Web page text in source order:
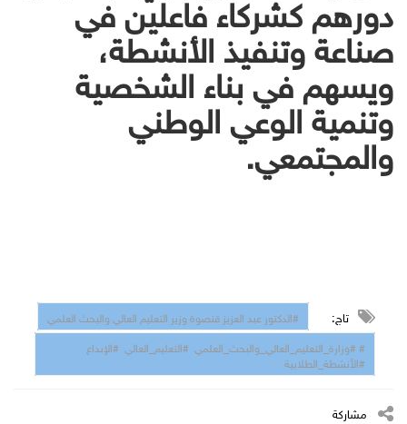
صناعة وتنفيذ الأنشطة،
ويسهم في بناء الشخصية
وتنمية الوعي الوطني
والمجتمعي.
تاج:
#الدكتور عبد العزيز قنصوة وزير التعليم العالي والبحث العلمي
# #وزارة_التعليم_العالي_والبحث_العلمي #التعليم_العالي #الإبداع
#الأنشطة_الطلابية
مشاركة